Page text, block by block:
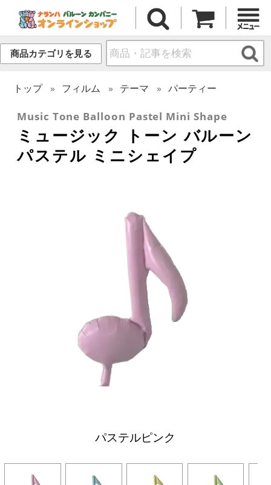
商品カテゴリを見る
トップ フィルム テーマ パーティー
Music Tone Balloon Pastel Mini Shape
ミュージック トーン バルーン
パステル ミニシェイプ
パステルピンク